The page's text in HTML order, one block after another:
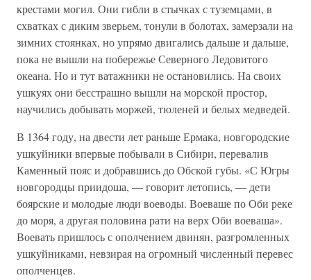
крестами могил. Они гибли в стычках с туземцами, в
схватках с диким зверьем, тонули в болотах, замерзали на
зимних стоянках, но упрямо двигались дальше и дальше,
пока не вышли на побережье Северного Ледовитого
океана. Но и тут ватажники не остановились. На своих
ушкуях они бесстрашно вышли на морской простор,
научились добывать моржей, тюленей и белых медведей.
В 1364 году, на двести лет раньше Ермака, новгородские
ушкуйники впервые побывали в Сибири, перевалив
Каменный пояс и добравшись до Обской губы. «С Югры
новгородцы приидоша, — говорит летопись, — дети
боярские и молодые люди воеводы. Воеваше по Оби реке
до моря, а другая половина рати на верх Оби воеваша».
Воевать пришлось с ополчением двинян, разгромленных
ушкуйниками, невзирая на огромный численный перевес
ополченцев.